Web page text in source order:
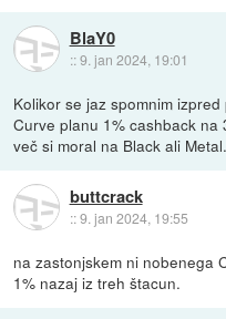
BlaY0
::9. jan 2024, 19:01
Kolikor se jaz spomnim
Curve planu 1% cashback
več si moral na Black ali
buttcrack
::9. jan 2024, 19:55
na zastonjskem ni nobenega
1% nazaj iz treh štacun.